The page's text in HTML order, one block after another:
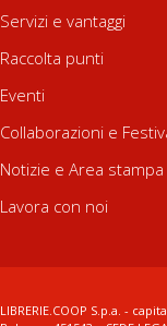
Servizi e vantaggi
Raccolta punti
Eventi
Collaborazioni e
Notizie e Area stampa
Lavora con noi
LIBRERIE.COOP S.p.a. -